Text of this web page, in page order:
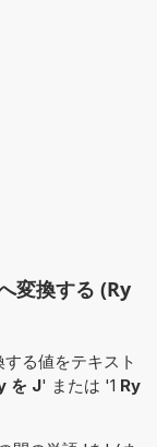
変換する (Ry
る値をテキスト
を J' または '1 Ry